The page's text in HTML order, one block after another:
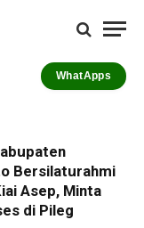
WhatApps
Bersilaturahmi
Asep, Minta
di Pileg